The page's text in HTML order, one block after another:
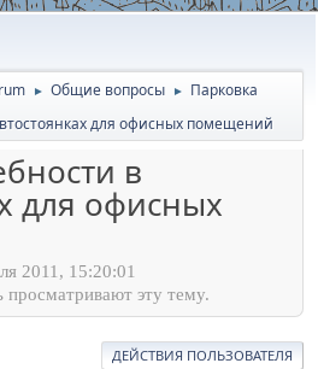
► Общие вопросы ► Парковка
для офисных помещений
в
для офисных
2011, 15:20:01
просматривают эту тему.
ДЕЙСТВИЯ ПОЛЬЗОВАТЕЛЯ